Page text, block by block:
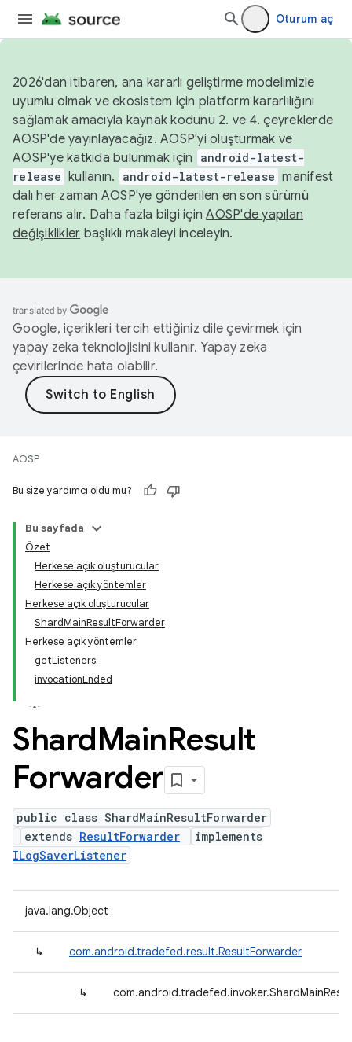
Oturum aç
2026'dan itibaren, ana kararlı geliştirme modelimizle
uyumlu olmak ve ekosistem için platform kararlılığını
sağlamak amacıyla kaynak kodunu 2. ve 4. çeyreklerde
AOSP'de yayınlayacağız. AOSP'yi oluşturmak ve
AOSP'ye katkıda bulunmak için
android-latest-
release kullanın. android-latest-release manifest
dalı her zaman AOSP'ye gönderilen en son sürümü
referans alır. Daha fazla bilgi içinAOSP'de yapılan
değişiklikler başlıklı makaleyi inceleyin.
Google, içerikleri tercih ettiğiniz dile çevirmek için
yapay zeka teknolojisini kullanır. Yapay zeka
çevirilerinde hata olabilir.
AOSP
Bu size yardımcı oldu mu?
Bu sayfada
Özet
Herkese açık oluşturucular
Herkese açık yöntemler
Herkese açık oluşturucular
ShardMainResultForwarder
Herkese açık yöntemler
getListeners
invocationEnded
ShardMainResult
Forwarder
public class ShardMainResultForwarder
extends ResultForwarder
implements
ILogSaverListener
java.lang.Object
↳ com.android.tradefed.result.ResultForwarder
↳